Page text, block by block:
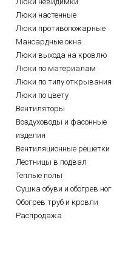
Люки настенные
Люки противопожарные
Мансардные окна
Люки выхода на кровлю
Люки по материалам
Люки по типу открывания
Люки по цвету
Вентиляторы
Воздуховоды и фасонные
изделия
Вентиляционные решетки
Лестницы в подвал
Теплые полы
Сушка обуви и обогрев ног
Обогрев труб и кровли
Распродажа